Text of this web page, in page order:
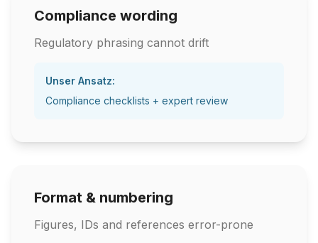
Compliance wording
Regulatory phrasing cannot drift
Unser Ansatz:
Compliance checklists + expert review
Format & numbering
Figures, IDs and references error-prone